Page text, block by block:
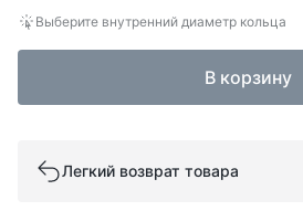
Выберите внутренний диаметр кольца
В корзину
Легкий возврат товара